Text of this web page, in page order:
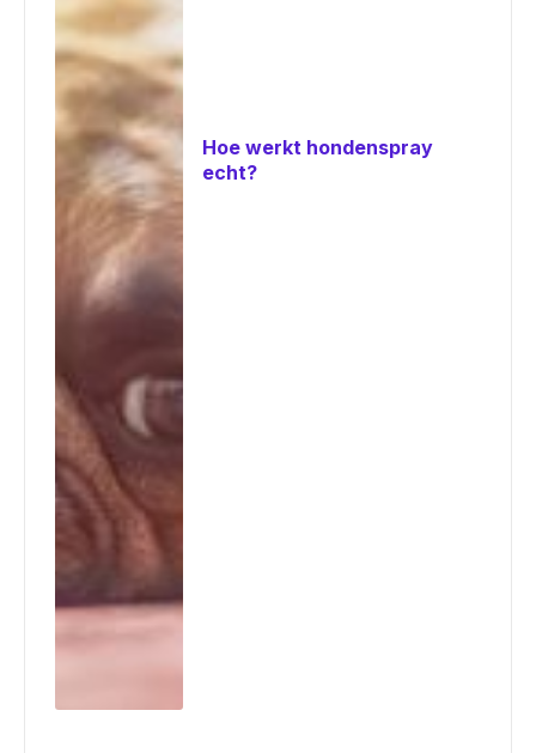
Hoe werkt hondenspray
echt?